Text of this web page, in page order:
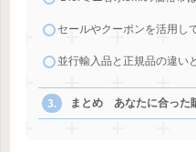
セールやクーポンを活用し
並行輸入品と正規品の違い
まとめ あなたに合った